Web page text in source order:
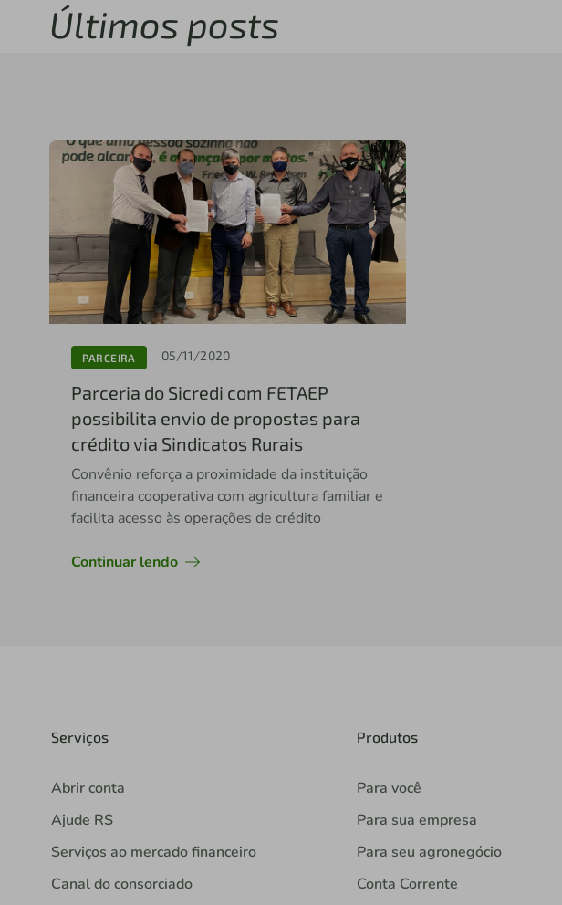
Últimos posts
PARCEIRA 05/11/2020
Parceria do Sicredi com FETAEP
possibilita envio de propostas para
crédito via Sindicatos Rurais
Convênio reforça a proximidade da instituição
financeira cooperativa com agricultura familiar e
facilita acesso às operações de crédito
Continuar lendo
Serviços
Abrir conta
Ajude RS
Serviços ao mercado financeiro
Canal do consorciado
Produtos
Para você
Para sua empresa
Para seu agronegócio
Conta Corrente